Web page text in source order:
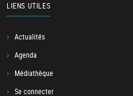
LIENS UTILES
Actualités
Agenda
Médiathèque
Se connecter